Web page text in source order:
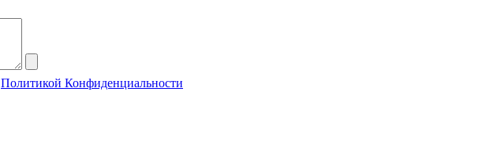
Политикой Конфиденциальности